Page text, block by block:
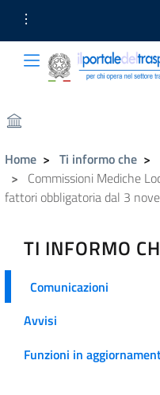
Link Utili
Portale del
Portale del Trasporto
Home Ti informo che
Commissioni Mediche
fattori obbligatoria dal 3
TI INFORMO
Comunicazioni
Avvisi
Funzioni in